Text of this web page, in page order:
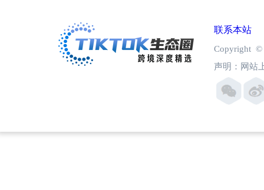
联系本站
Copyright ©
声明：网站